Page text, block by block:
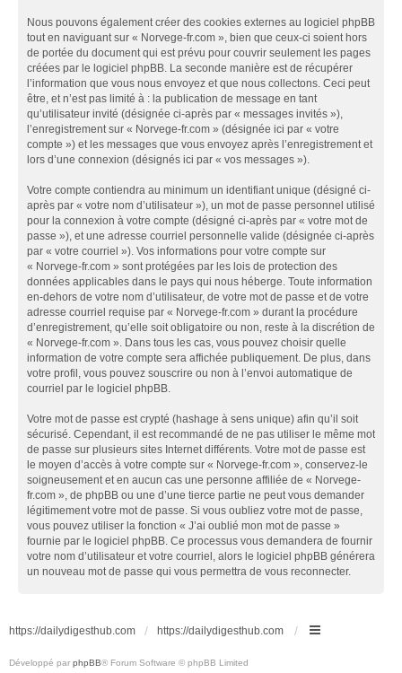
Nous pouvons également créer des cookies externes au logiciel phpBB
tout en naviguant sur « Norvege-fr.com », bien que ceux-ci soient hors
de portée du document qui est prévu pour couvrir seulement les pages
créées par le logiciel phpBB. La seconde manière est de récupérer
l’information que vous nous envoyez et que nous collectons. Ceci peut
être, et n’est pas limité à : la publication de message en tant
qu’utilisateur invité (désignée ci-après par « messages invités »),
l’enregistrement sur « Norvege-fr.com » (désignée ici par « votre
compte ») et les messages que vous envoyez après l’enregistrement et
lors d’une connexion (désignés ici par « vos messages »).
Votre compte contiendra au minimum un identifiant unique (désigné ci-
après par « votre nom d’utilisateur »), un mot de passe personnel utilisé
pour la connexion à votre compte (désigné ci-après par « votre mot de
passe »), et une adresse courriel personnelle valide (désignée ci-après
par « votre courriel »). Vos informations pour votre compte sur
« Norvege-fr.com » sont protégées par les lois de protection des
données applicables dans le pays qui nous héberge. Toute information
en-dehors de votre nom d’utilisateur, de votre mot de passe et de votre
adresse courriel requise par « Norvege-fr.com » durant la procédure
d’enregistrement, qu’elle soit obligatoire ou non, reste à la discrétion de
« Norvege-fr.com ». Dans tous les cas, vous pouvez choisir quelle
information de votre compte sera affichée publiquement. De plus, dans
votre profil, vous pouvez souscrire ou non à l’envoi automatique de
courriel par le logiciel phpBB.
Votre mot de passe est crypté (hashage à sens unique) afin qu’il soit
sécurisé. Cependant, il est recommandé de ne pas utiliser le même mot
de passe sur plusieurs sites Internet différents. Votre mot de passe est
le moyen d’accès à votre compte sur « Norvege-fr.com », conservez-le
soigneusement et en aucun cas une personne affiliée de « Norvege-
fr.com », de phpBB ou une d’une tierce partie ne peut vous demander
légitimement votre mot de passe. Si vous oubliez votre mot de passe,
vous pouvez utiliser la fonction « J’ai oublié mon mot de passe »
fournie par le logiciel phpBB. Ce processus vous demandera de fournir
votre nom d’utilisateur et votre courriel, alors le logiciel phpBB générera
un nouveau mot de passe qui vous permettra de vous reconnecter.
https://dailydigesthub.com https://dailydigesthub.com
Développé par phpBB® Forum Software © phpBB Limited